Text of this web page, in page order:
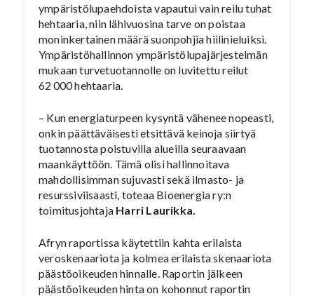
ympäristölupaehdoista vapautui vain reilu tuhat
hehtaaria, niin lähivuosina tarve on poistaa
moninkertainen määrä suonpohjia hiilinieluiksi.
Ympäristöhallinnon ympäristölupajärjestelmän
mukaan turvetuotannolle on luvitettu reilut
62 000 hehtaaria.
– Kun energiaturpeen kysyntä vähenee nopeasti,
onkin päättäväisesti etsittävä keinoja siirtyä
tuotannosta poistuvilla alueilla seuraavaan
maankäyttöön. Tämä olisi hallinnoitava
mahdollisimman sujuvasti sekä ilmasto- ja
resurssiviisaasti, toteaa Bioenergia ry:n
toimitusjohtaja Harri Laurikka.
Afryn raportissa käytettiin kahta erilaista
veroskenaariota ja kolmea erilaista skenaariota
päästöoikeuden hinnalle. Raportin jälkeen
päästöoikeuden hinta on kohonnut raportin